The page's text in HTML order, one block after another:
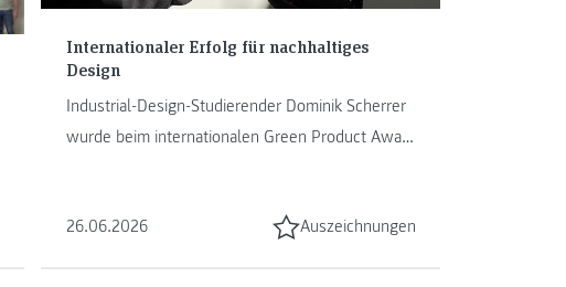
Internationaler Erfolg für nachhaltiges
Design
Industrial-Design-Studierender Dominik Scherrer
wurde beim internationalen Green Product Award
26.06.2026 Auszeichnungen